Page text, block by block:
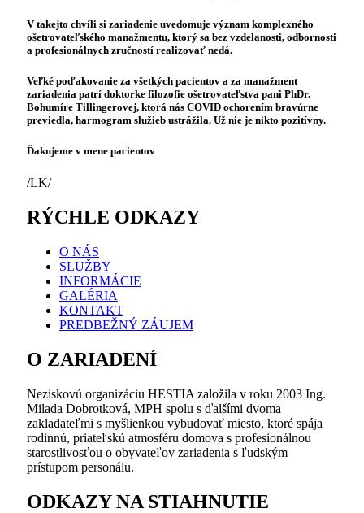
V takejto chvíli si zariadenie uvedomuje význam komplexného
ošetrovateľského manažmentu, ktorý sa bez vzdelanosti, odbornosti
a profesionálnych zručností realizovať nedá.
Veľké poďakovanie za všetkých pacientov a za manažment
zariadenia patrí doktorke filozofie ošetrovateľstva pani PhDr.
Bohumíre Tillingerovej, ktorá nás COVID ochorením bravúrne
previedla, harmogram služieb ustrážila. Už nie je nikto pozitívny.
Ďakujeme v mene pacientov
/LK/
RÝCHLE ODKAZY
O NÁS
SLUŽBY
INFORMÁCIE
GALÉRIA
KONTAKT
PREDBEŽNÝ ZÁUJEM
O ZARIADENÍ
Neziskovú organizáciu HESTIA založila v roku 2003 Ing.
Milada Dobrotková, MPH spolu s ďalšími dvoma
zakladateľmi s myšlienkou vybudovať miesto, ktoré spája
rodinnú, priateľskú atmosféru domova s profesionálnou
starostlivosťou o obyvateľov zariadenia s ľudským
prístupom personálu.
ODKAZY NA STIAHNUTIE